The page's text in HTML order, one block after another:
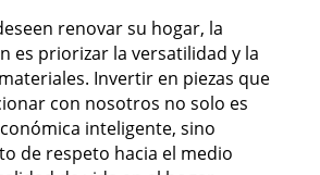
renovar su hogar, la
es priorizar la versatilidad y la
Invertir en piezas que
con nosotros no solo es
inteligente, sino
de respeto hacia el medio